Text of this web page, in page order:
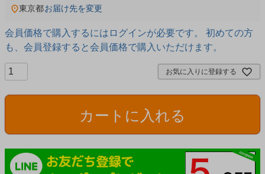
東京都お届け先を変更
会員価格で購入するにはログインが必要です。 初めての方
も、会員登録すると会員価格で購入いただけます。
お気に入りに登録する
カートに入れる